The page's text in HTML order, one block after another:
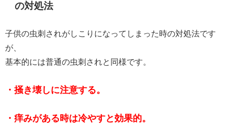
の対処法
子供の虫刺されがしこりになってしまった時の対処法です
が、
基本的には普通の虫刺されと同様です。
・掻き壊しに注意する。
・痒みがある時は冷やすと効果的。